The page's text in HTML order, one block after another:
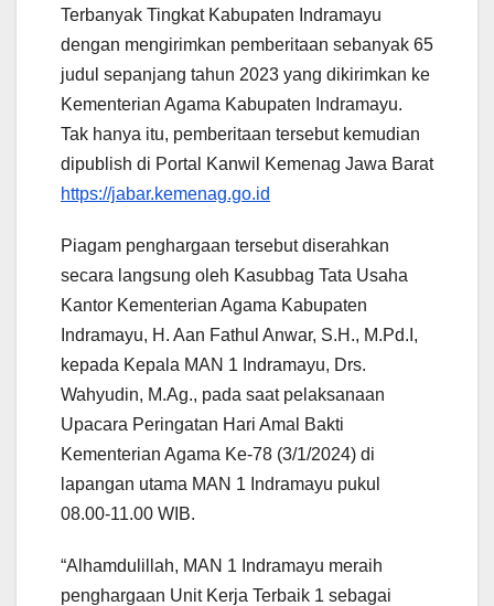
Terbanyak Tingkat Kabupaten Indramayu
dengan mengirimkan pemberitaan sebanyak 65
judul sepanjang tahun 2023 yang dikirimkan ke
Kementerian Agama Kabupaten Indramayu.
Tak hanya itu, pemberitaan tersebut kemudian
dipublish di Portal Kanwil Kemenag Jawa Barat
https://jabar.kemenag.go.id
Piagam penghargaan tersebut diserahkan
secara langsung oleh Kasubbag Tata Usaha
Kantor Kementerian Agama Kabupaten
Indramayu, H. Aan Fathul Anwar, S.H., M.Pd.I,
kepada Kepala MAN 1 Indramayu, Drs.
Wahyudin, M.Ag., pada saat pelaksanaan
Upacara Peringatan Hari Amal Bakti
Kementerian Agama Ke-78 (3/1/2024) di
lapangan utama MAN 1 Indramayu pukul
08.00-11.00 WIB.
“Alhamdulillah, MAN 1 Indramayu meraih
penghargaan Unit Kerja Terbaik 1 sebagai